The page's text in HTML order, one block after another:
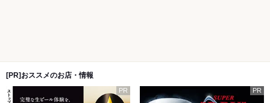
[PR]おススメのお店・情報
PR PR